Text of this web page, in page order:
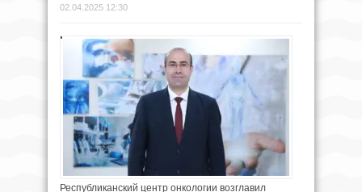
02.04.2025 12:30
Республиканский центр онкологии возглавил